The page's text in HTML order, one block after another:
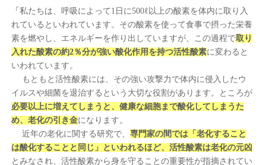
「私たちは、呼吸によって1日に500ℓ以上の酸素を体内に取り入
れているといわれています。その酸素を使って食事で摂った栄養
素を燃やし、エネルギーを作り出していますが、この過程で取り
入れた酸素の約2％分が強い酸化作用を持つ活性酸素に変わると
いわれています。
もともと活性酸素には、その強い攻撃力で体内に侵入したウ
イルスや細菌を退治するという大切な役割があります。ところが
必要以上に増えてしまうと、健康な細胞まで酸化してしまうた
め、老化の引き金になります。
近年の老化に関する研究で、専門家の間では「老化すること
は酸化することと同じ」といわれるほど、活性酸素は老化の元凶
とみなされ、活性酸素から身を守ることの重要性が指摘されてい